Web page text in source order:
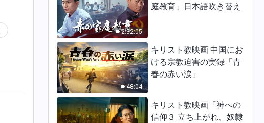
2:32:05
庭教育」日本語吹き替え
48:04
キリスト教映画 中国にお
ける宗教迫害の実録「青
春の赤い涙」
キリスト教映画「神への
信仰３ 立ち上がれ、奴隷